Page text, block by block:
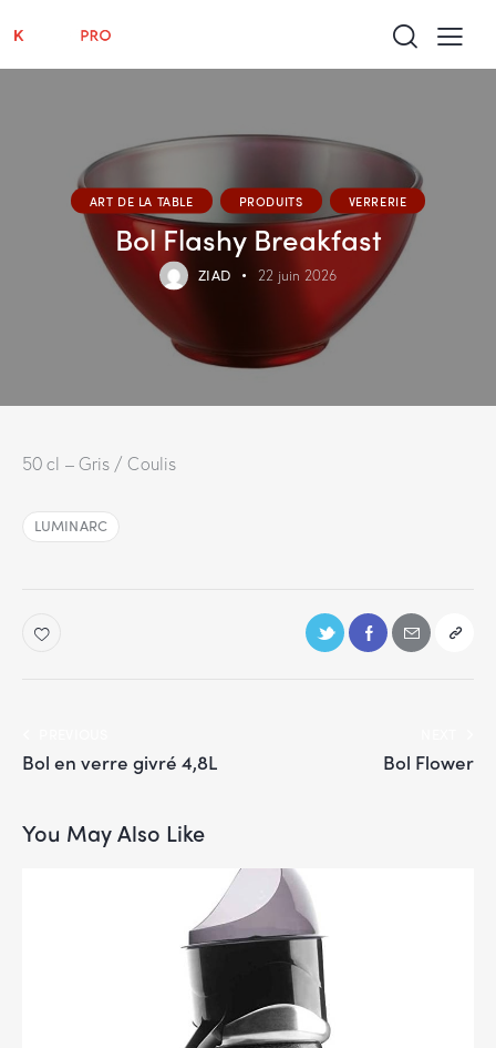
ART DE LA TABLE PRODUITS VERRERIE
Bol Flashy Breakfast
ZIAD 22 juin 2026
50 cl – Gris / Coulis
LUMINARC
Bol en verre givré 4,8L Bol Flower
You May Also Like